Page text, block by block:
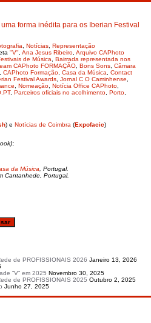
forma inédita para os Iberian Festival
Notícias Representação
"V" Ana Jesus Ribeiro Arquivo CAPhoto
de Música
Bairrada representada nos
CAPhoto FORMAÇÃO Bons Sons Câmara
CAPhoto Formação Casa da Música
Contact
Festival Awards Jornal C O Caminhense
Nomeação Notícia Office CAPhoto
, Parceiros oficiais no acolhimento Porto
) e Notícias de Coimbra (Expofacic)
:
da Música , Portugal.
Cantanhede, Portugal.
de PROFISSIONAIS 2026 Janeiro 13, 2026
“V” em 2025 Novembro 30, 2025
de PROFISSIONAIS 2025 Outubro 2, 2025
Junho 27, 2025